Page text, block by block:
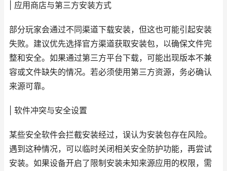
| 应用商店与第三方安装方式
部分玩家会通过不同渠道下载安装，但这也可能引起安装
失败。建议优先选择官方渠道获取安装包，以确保文件完
整和安全。如果通过第三方平台下载，可能出现版本不兼
容或文件缺失的情况。若必须使用第三方资源，务必确认
来源可靠。
| 软件冲突与安全设置
某些安全软件会拦截安装经过，误认为安装包存在风险。
遇到这种情况，可以临时关闭相关安全防护功能，再尝试
安装。如果设备开启了限制安装未知来源应用的权限，需